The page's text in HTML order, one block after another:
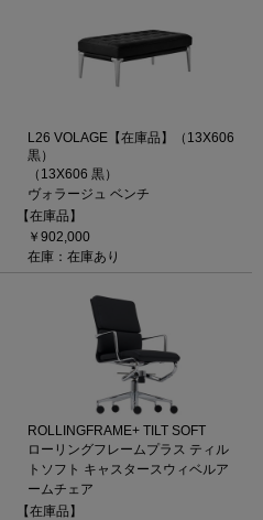
L26 VOLAGE【在庫品】（13X606
黒）
（13X606 黒）
ヴォラージュ ベンチ
【在庫品】
￥902,000
在庫：在庫あり
ROLLINGFRAME+ TILT SOFT
ローリングフレームプラス ティル
トソフト キャスタースウィベルア
ームチェア
【在庫品】